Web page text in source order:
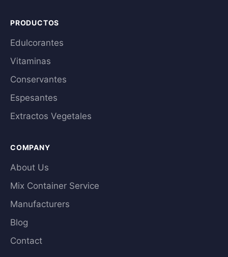
PRODUCTOS
Edulcorantes
Vitaminas
Conservantes
Espesantes
Extractos Vegetales
COMPANY
About Us
Mix Container Service
Manufacturers
Blog
Contact